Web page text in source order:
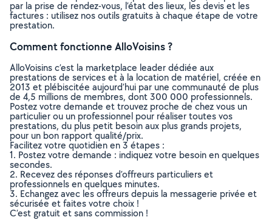
par la prise de rendez-vous, l’état des lieux, les devis et les
factures : utilisez nos outils gratuits à chaque étape de votre
prestation.
Comment fonctionne AlloVoisins ?
AlloVoisins c’est la marketplace leader dédiée aux
prestations de services et à la location de matériel, créée en
2013 et plébiscitée aujourd’hui par une communauté de plus
de 4,5 millions de membres, dont 300 000 professionnels.
Postez votre demande et trouvez proche de chez vous un
particulier ou un professionnel pour réaliser toutes vos
prestations, du plus petit besoin aux plus grands projets,
pour un bon rapport qualité/prix.
Facilitez votre quotidien en 3 étapes :
1. Postez votre demande : indiquez votre besoin en quelques
secondes.
2. Recevez des réponses d’offreurs particuliers et
professionnels en quelques minutes.
3. Echangez avec les offreurs depuis la messagerie privée et
sécurisée et faites votre choix !
C’est gratuit et sans commission !